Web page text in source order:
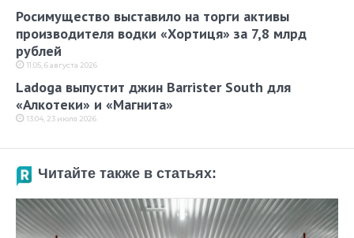
Росимущество выставило на торги активы
производителя водки «Хортиця» за 7,8 млрд
рублей
11:05, 6 августа 2026
Ladoga выпустит джин Barrister South для
«Алкотеки» и «Магнита»
13:04, 23 июля 2026
Читайте также в статьях: